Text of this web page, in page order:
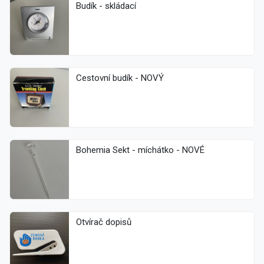
Budík - skládací
Cestovní budík - NOVÝ
Bohemia Sekt - míchátko - NOVÉ
Otvírač dopisů